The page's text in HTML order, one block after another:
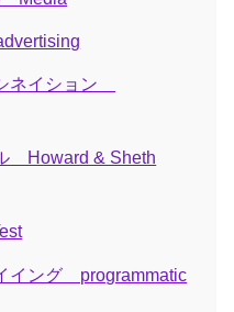
ネイション
Howard & Sheth
イング programmatic